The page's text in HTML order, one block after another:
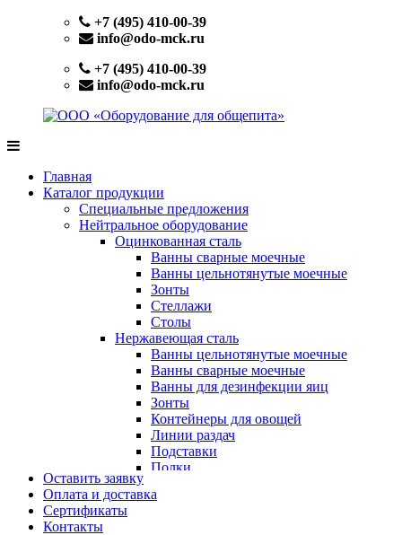
+7 (495) 410-00-39
info@odo-mck.ru
+7 (495) 410-00-39
info@odo-mck.ru
«Оборудование
общепита»
нейтрального
оборудования.
Поставки
теплового,
электромеханического
Главная
Каталог продукции
Специальные предложения
Нейтральное оборудование
Оцинкованная сталь
Ванны сварные моечные
Ванны цельнотянутые моечные
Зонты
Стеллажи
Столы
Нержавеющая сталь
Ванны цельнотянутые моечные
Ванны сварные моечные
Ванны для дезинфекции яиц
Зонты
Контейнеры для овощей
Линии раздач
Подставки
Полки
Столы
Тепловое оборудование
Оставить заявку
Оплата и доставка
Сертификаты
Контакты